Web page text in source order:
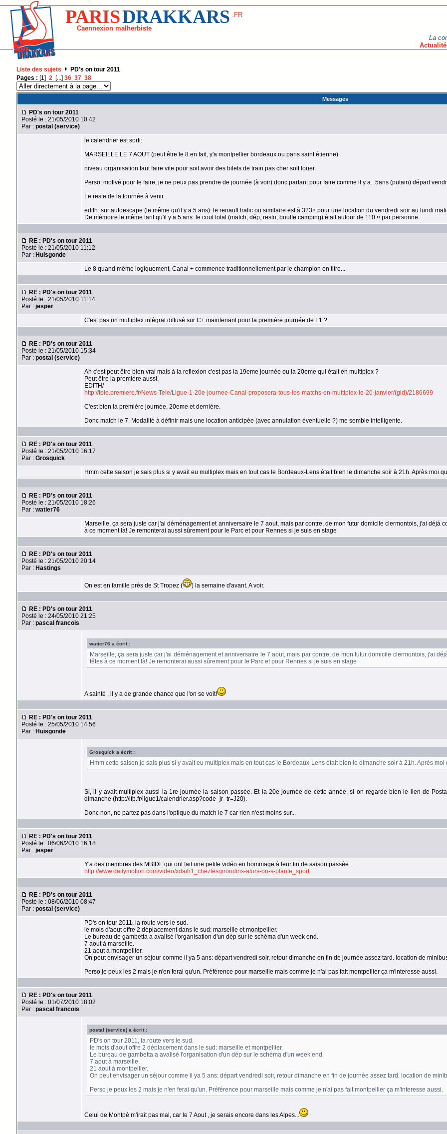
PARISDRAKKARS .FR
Caennexion malherbiste
La
Liste des sujets
PD's on tour 2011
Pages : [1] 2 [...] 36 37 38
Messages
PD's on tour 2011
Posté le : 21/05/2010 10:42
Par : postal (service)
le calendrier est sorti:
MARSEILLE LE 7 AOUT (peut être le 8 en fait, y'a montpellier bordeaux ou paris saint étienne)
niveau organisation faut faire vite pour soit avoir des bilets de train pas cher soit louer.
Perso: motivé pour le faire, je ne peux pas prendre de journée (à voir) donc partant pour faire comme il y a...5ans (putain) départ
Le reste de la tournée à venir...
edith: sur autoescape (le même qu'il y a 5 ans): le renault trafic ou similaire est à 323¤ pour une location du vendredi soir au lundi
De mémoire le même tarif qu'il y a 5 ans. le cout total (match, dép, resto, bouffe camping) était autour de 110 ¤ par personne.
RE : PD's on tour 2011
Posté le : 21/05/2010 11:12
Par : Huisgonde
Le 8 quand même logiquement, Canal + commence traditionnellement par le champion en titre...
RE : PD's on tour 2011
Posté le : 21/05/2010 11:14
Par : jesper
C'est pas un multiplex intégral diffusé sur C+ maintenant pour la première journée de L1 ?
RE : PD's on tour 2011
Posté le : 21/05/2010 15:34
Par : postal (service)
Ah c'est peut être bien vrai mais à la reflexion c'est pas la 19eme journée ou la 20eme qui était en multiplex ?
Peut être la première aussi.
EDITH/
http://tele.premiere.fr/News-Tele/Ligue-1-20e-journee-Canal-proposera-tous-les-matchs-en-multiplex-le-20-janvier/(gid)/2186699
C'est bien la première journée, 20eme et dernière.
Donc match le 7. Modalité à définir mais une location anticipée (avec annulation éventuelle ?) me semble intelligente.
RE : PD's on tour 2011
Posté le : 21/05/2010 16:17
Par : Grosquick
Hmm cette saison je sais plus si y avait eu multiplex mais en tout cas le Bordeaux-Lens était bien le dimanche soir à 21h. Après moi
RE : PD's on tour 2011
Posté le : 21/05/2010 18:26
Par : watier76
Marseille, ça sera juste car j'ai déménagement et anniversaire le 7 aout, mais par contre, de mon futur domicile clermontois, j'ai déjà
à ce moment là! Je remonterai aussi sûrement pour le Parc et pour Rennes si je suis en stage
RE : PD's on tour 2011
Posté le : 21/05/2010 20:14
Par : Hastings
On est en famille près de St Tropez ( ) la semaine d'avant. A voir.
RE : PD's on tour 2011
Posté le : 24/05/2010 21:25
Par : pascal francois
watier76 a écrit :
Marseille, ça sera juste car j'ai déménagement et anniversaire le 7 aout, mais par contre, de mon futur domicile clermontois, j'ai
têtes à ce moment là! Je remonterai aussi sûrement pour le Parc et pour Rennes si je suis en stage
A sainté , il y a de grande chance que l'on se voit!
RE : PD's on tour 2011
Posté le : 25/05/2010 14:56
Par : Huisgonde
Grosquick a écrit :
Hmm cette saison je sais plus si y avait eu multiplex mais en tout cas le Bordeaux-Lens était bien le dimanche soir à 21h. Après
Si, il y avait multiplex aussi la 1re journée la saison passée. Et la 20e journée de cette année, si on regarde bien le lien de
dimanche (http://lfp.fr/ligue1/calendrier.asp?code_jr_tr=J20).
Donc non, ne partez pas dans l'optique du match le 7 car rien n'est moins sur...
RE : PD's on tour 2011
Posté le : 06/06/2010 16:18
Par : jesper
Y'a des membres des MBIDF qui ont fait une petite vidéo en hommage à leur fin de saison passée ...
http://www.dailymotion.com/video/xdaih1_chezlesgirondins-alors-on-s-plante_sport
RE : PD's on tour 2011
Posté le : 08/06/2010 08:47
Par : postal (service)
PD's on tour 2011, la route vers le sud.
le mois d'aout offre 2 déplacement dans le sud: marseille et montpellier.
Le bureau de gambetta a avalisé l'organisation d'un dép sur le schéma d'un week end.
7 aout à marseille.
21 aout à montpellier.
On peut envisager un séjour comme il ya 5 ans: départ vendredi soir, retour dimanche en fin de journée assez tard. location de
Perso je peux les 2 mais je n'en ferai qu'un. Préférence pour marseille mais comme je n'ai pas fait montpellier ça m'interesse aussi.
RE : PD's on tour 2011
Posté le : 01/07/2010 18:02
Par : pascal francois
postal (service) a écrit :
PD's on tour 2011, la route vers le sud.
le mois d'aout offre 2 déplacement dans le sud: marseille et montpellier.
Le bureau de gambetta a avalisé l'organisation d'un dép sur le schéma d'un week end.
7 aout à marseille.
21 aout à montpellier.
On peut envisager un séjour comme il ya 5 ans: départ vendredi soir, retour dimanche en fin de journée assez tard. location de
Perso je peux les 2 mais je n'en ferai qu'un. Préférence pour marseille mais comme je n'ai pas fait montpellier ça m'interesse aussi.
Celui de Montpé m'irait pas mal, car le 7 Aout , je serais encore dans les Alpes...